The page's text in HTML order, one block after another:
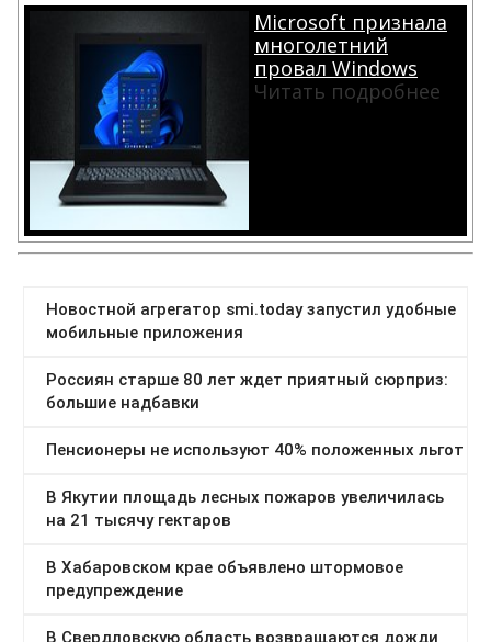
Microsoft признала
многолетний
провал Windows
Читать подробнее